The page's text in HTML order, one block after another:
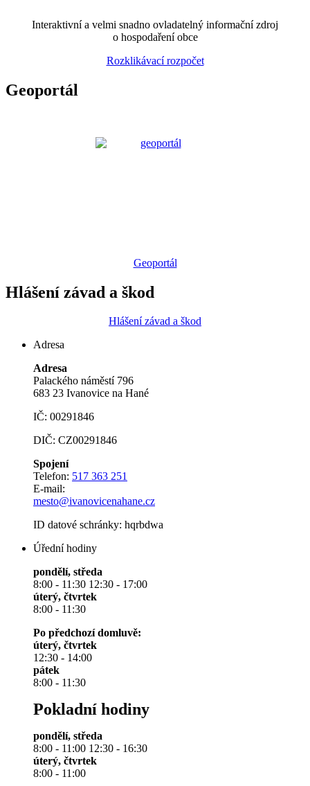
Interaktivní a velmi snadno ovladatelný informační zdroj
o hospodaření obce
Rozklikávací rozpočet
Geoportál
Geoportál
Hlášení závad a škod
Hlášení závad a škod
Adresa
Adresa
Palackého náměstí 796
683 23 Ivanovice na Hané
IČ: 00291846
DIČ: CZ00291846
Spojení
Telefon: 517 363 251
E-mail:
mesto@ivanovicenahane.cz
ID datové schránky: hqrbdwa
Úřední hodiny
pondělí, středa
8:00 - 11:30 12:30 - 17:00
úterý, čtvrtek
8:00 - 11:30
Po předchozí domluvě:
úterý, čtvrtek
12:30 - 14:00
pátek
8:00 - 11:30
Pokladní hodiny
pondělí, středa
8:00 - 11:00 12:30 - 16:30
úterý, čtvrtek
8:00 - 11:00